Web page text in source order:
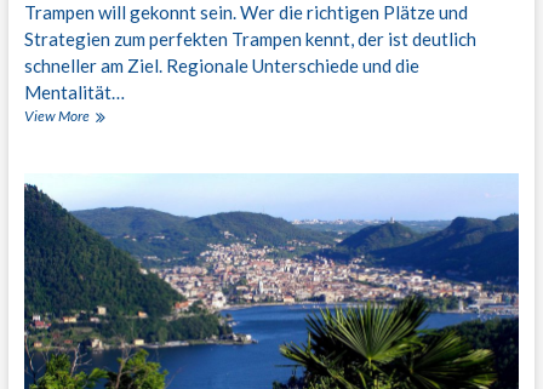
i
n
E
u
r
a
Trampen will gekonnt sein. Wer die richtigen Plätze und
Strategien zum perfekten Trampen kennt, der ist deutlich
schneller am Ziel. Regionale Unterschiede und die
Mentalität…
View MoreG
n
n
t
T
r
a
m
p
e